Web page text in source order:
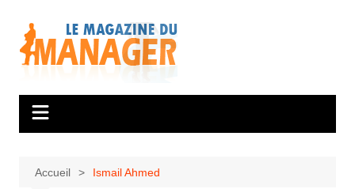
contenu
Accueil Ismail Ahmed